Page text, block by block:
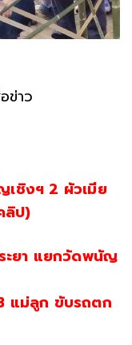
ข่าว
เชิงฯ 2 ผัวเมีย
ลิป)
ะยา แยกวัดพนัญ
แม่ลูก ขับรถตก